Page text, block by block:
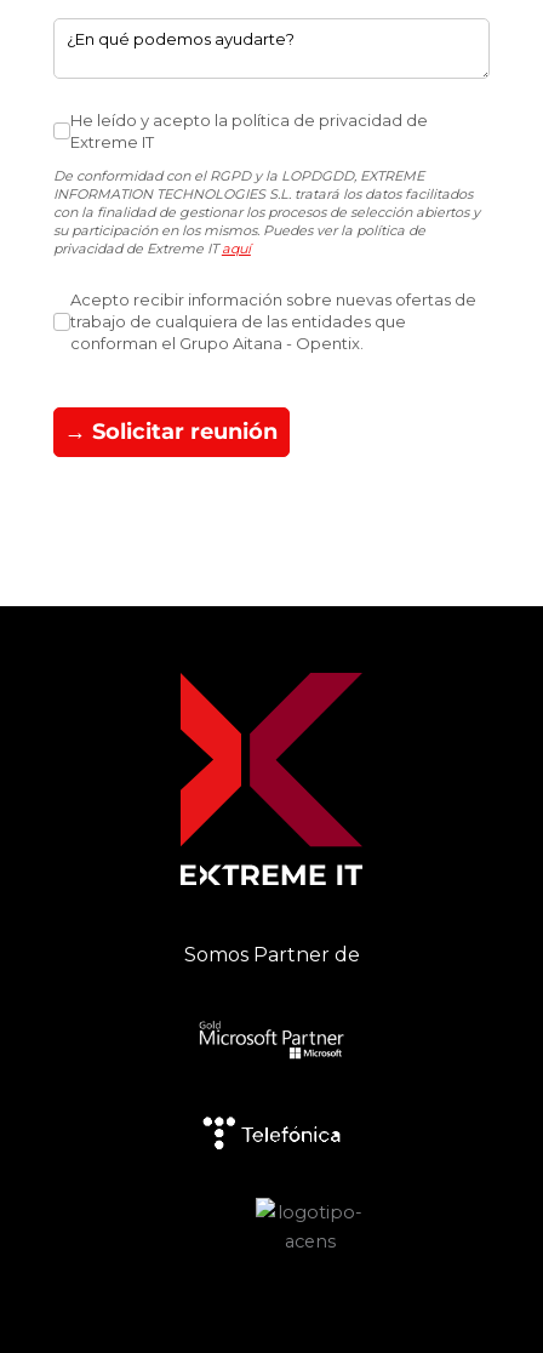
¿En qué podemos ayudarte?
He leído y acepto la política de privacidad de Extreme IT
He leído y acepto la política de privacidad de
Extreme IT
De conformidad con el RGPD y la LOPDGDD, EXTREME
INFORMATION TECHNOLOGIES S.L. tratará los datos facilitados
con la finalidad de gestionar los procesos de selección abiertos y
su participación en los mismos. Puedes ver la política de
privacidad de Extreme ITaquí
Acepto recibir información sobre nuevas ofertas de
Acepto recibir información sobre nuevas ofertas de
trabajo de cualquiera de las entidades que
conforman el Grupo Aitana - Opentix.
→ Solicitar reunión
Somos Partner de